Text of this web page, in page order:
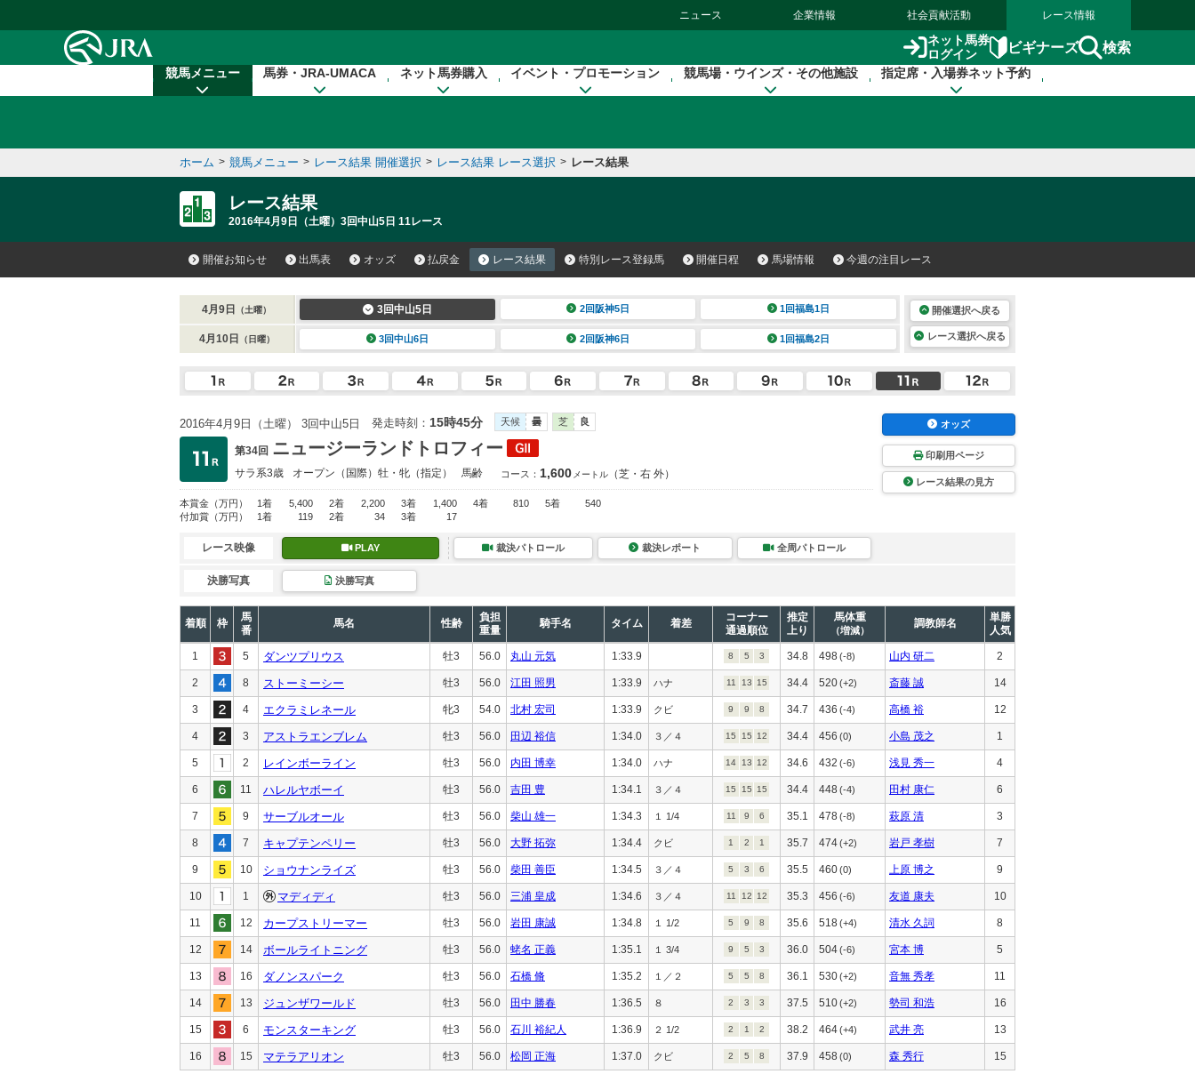
ニュース 企業情報 社会貢献活動 レース情報
ネット馬券
ログイン
ビギナーズ 検索
競馬メニュー 馬券・JRA-UMACA ネット馬券購入 イベント・プロモーション 競馬場・ウインズ・その他施設 指定席・入場券ネット予約
ホーム > 競馬メニュー > レース結果 開催選択 > レース結果 レース選択 > レース結果
レース結果
2016年4月9日（土曜）3回中山5日 11レース
開催お知らせ 出馬表 オッズ 払戻金 レース結果 特別レース登録馬 開催日程 馬場情報 今週の注目レース
4月9日 （土曜） 3回中山5日 2回阪神5日 1回福島1日
4月10日 （日曜） 3回中山6日 2回阪神6日 1回福島2日
開催選択へ戻る
レース選択へ戻る
2016年4月9日（土曜） 3回中山5日 発走時刻： 15時45分 天候 曇 芝 良
第34回 ニュージーランドトロフィー
サラ系3歳 オープン （国際）牡・牝（指定） 馬齢 コース： 1,600 メートル （芝・右 外）
本賞金 （万円） 1着 5,400 2着 2,200 3着 1,400 4着 810 5着
540
付加賞 （万円） 1着 119 2着 34 3着 17
オッズ
印刷用ページ
レース結果の見方
レース映像 PLAY 裁決パトロール 裁決レポート 全周パトロール
決勝写真 決勝写真
着順 枠
馬
番
馬名 性齢
負担
重量
騎手名 タイム 着差
コーナー
通過順位
推定
上り
馬体重
（増減）
調教師名
単勝
人気
1 5 ダンツプリウス 牡3 56.0 丸山 元気 1:33.9 8 5 3 34.8 498(-8) 山内 研二 2
2 8 ストーミーシー 牡3 56.0 江田 照男 1:33.9 ハナ 11 13 15 34.4 520(+2) 斎藤 誠 14
3 4 エクラミレネール 牝3 54.0 北村 宏司 1:33.9 クビ 9 9 8 34.7 436 (-4) 高橋 裕 12
4 3 アストラエンブレム 牡3 56.0 田辺 裕信 1:34.0 ３／４ 15 15 12 34.4 456 (0) 小島 茂之 1
5 2 レインボーライン 牡3 56.0 内田 博幸 1:34.0 ハナ 14 13 12 34.6 432 (-6) 浅見 秀一 4
6 11 ハレルヤボーイ 牡3 56.0 吉田 豊 1:34.1 ３／４ 15 15 15 34.4 448 (-4) 田村 康仁 6
7 9 サーブルオール 牡3 56.0 柴山 雄一 1:34.3 １ 1/4 11 9 6 35.1 478(-8) 萩原 清 3
8 7 キャプテンペリー 牡3 56.0 大野 拓弥 1:34.4 クビ 1 2 1 35.7 474(+2) 岩戸 孝樹 7
9 10 ショウナンライズ 牡3 56.0 柴田 善臣 1:34.5 ３／４ 5 3 6 35.5 460(0) 上原 博之 9
10 1 マディディ 牡3 56.0 三浦 皇成 1:34.6 ３／４ 11 12 12 35.3 456 (-6) 友道 康夫 10
11 12 カープストリーマー 牡3 56.0 岩田 康誠 1:34.8 １ 1/2 5 9 8 35.6 518(+4) 清水 久詞 8
12 14 ボールライトニング 牡3 56.0 蛯名 正義 1:35.1 １ 3/4 9 5 3 36.0 504(-6) 宮本 博 5
13 16 ダノンスパーク 牡3 56.0 石橋 脩 1:35.2 １／２ 5 5 8 36.1 530(+2) 音無 秀孝 11
14 13 ジュンザワールド 牡3 56.0 田中 勝春 1:36.5 ８ 2 3 3 37.5 510(+2) 勢司 和浩 16
15 6 モンスターキング 牡3 56.0 石川 裕紀人 1:36.9 ２ 1/2 2 1 2 38.2 464(+4) 武井 亮 13
16 15 マテラアリオン 牡3 56.0 松岡 正海 1:37.0 クビ 2 5 8 37.9 458 (0) 森 秀行 15